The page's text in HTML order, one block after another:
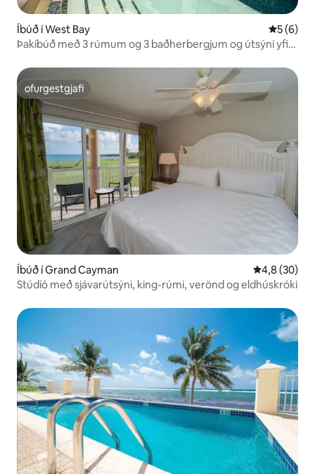
Íbúð í West Bay 5 af 5 í
5 (6)
Þakíbúð með 3 rúmum og 3 baðherbergjum og útsýni yfir
ofurgestgjafi
ofurgestgjafi
Íbúð í Grand Cayman 4,8 af 5 í
4,8 (30)
Stúdíó með sjávarútsýni, king-rúmi, verönd og eldhúskróki